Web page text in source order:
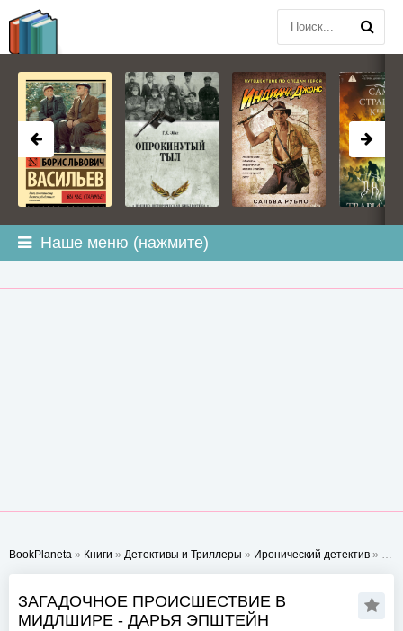
Наше меню (нажмите)
BookPlaneta » Книги » Детективы и Триллеры » Иронический детектив » Загадочное происшествие в Мидлшире - Дарья Эпштейн
ЗАГАДОЧНОЕ ПРОИСШЕСТВИЕ В
МИДЛШИРЕ - ДАРЬЯ ЭПШТЕЙН
BOOKPLANETA.COM